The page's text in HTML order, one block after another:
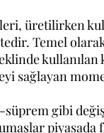
üretilirken
Temel
sağlayan
gibi
piyasada